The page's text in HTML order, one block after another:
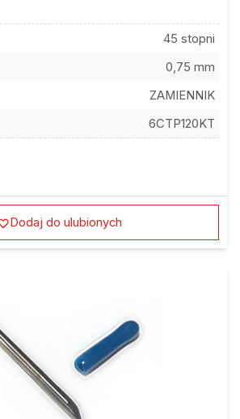
45 stopni
0,75 mm
ZAMIENNIK
6CTP120KT
Dodaj do ulubionych